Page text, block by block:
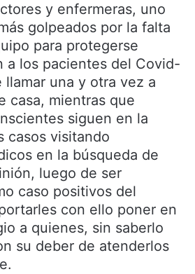
y enfermeras, uno
golpeados por la falta
para protegerse
a los pacientes del Covid-
llamar una y otra vez a
casa, mientras que
siguen en la
casos visitando
en la búsqueda de
luego de ser
caso positivos del
con ello poner en
a quienes, sin saberlo
su deber de atenderlos